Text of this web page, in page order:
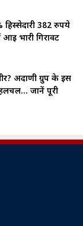
382 रुपये
भारी गिरावट
अदाणी ग्रुप के इस
जानें पूरी